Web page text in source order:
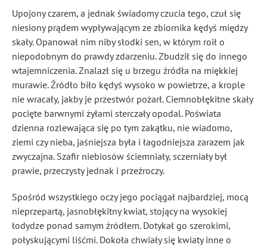
Upojony czarem, a jednak świadomy czucia tego, czuł się
niesiony prądem wypływającym ze zbiornika kędyś między
skały. Opanował nim niby słodki sen, w którym roił o
niepodobnym do prawdy zdarzeniu. Zbudził się do innego
wtajemniczenia. Znalazł się u brzegu źródła na miękkiej
murawie. Źródło biło kędyś wysoko w powietrze, a krople
nie wracały, jakby je przestwór pożarł. Ciemnobłękitne skały
pocięte barwnymi żyłami sterczały opodal. Poświata
dzienna rozlewająca się po tym zakątku, nie wiadomo,
ziemi czy nieba, jaśniejsza była i łagodniejsza zarazem jak
zwyczajna. Szafir niebiosów ściemniały, sczerniały był
prawie, przeczysty jednak i przeźroczy.
Spośród wszystkiego oczy jego pociągał najbardziej, mocą
nieprzepartą, jasnobłękitny kwiat, stojący na wysokiej
łodydze ponad samym źródłem. Dotykał go szerokimi,
połyskującymi liśćmi. Dokoła chwiały się kwiaty inne o